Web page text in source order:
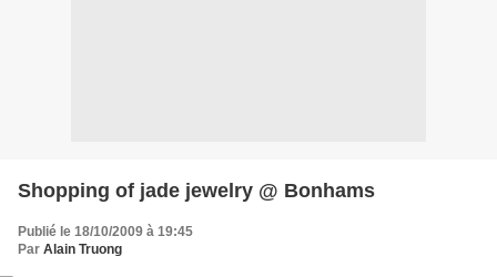
Shopping of jade jewelry @ Bonhams
Publié le 18/10/2009 à 19:45
Par Alain Truong